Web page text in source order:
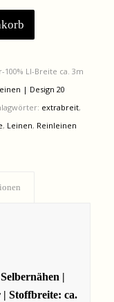
LI-Breite ca. 3m
| Design 20
extrabreit,
, Leinen, Reinleinen
|
Stoffbreite: ca.